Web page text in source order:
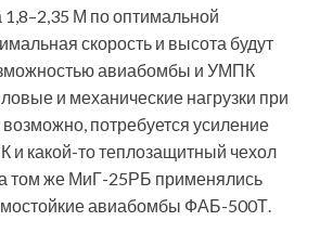
1,8–2,35 М по оптимальной
скорость и высота будут
авиабомбы и УМПК
и механические нагрузки при
возможно, потребуется усиление
и какой-то теплозащитный чехол
том же МиГ-25РБ применялись
авиабомбы ФАБ-500Т.